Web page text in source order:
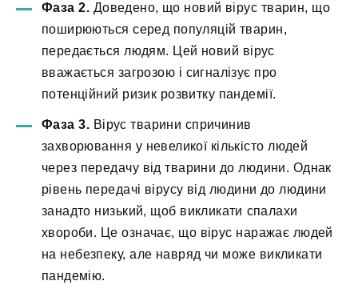
Фаза 2. Доведено, що новий вірус тварин, що
поширюються серед популяцій тварин,
передається людям. Цей новий вірус
вважається загрозою і сигналізує про
потенційний ризик розвитку пандемії.
Фаза 3. Вірус тварини спричинив
захворювання у невеликої кількісто людей
через передачу від тварини до людини. Однак
рівень передачі вірусу від людини до людини
занадто низький, щоб викликати спалахи
хвороби. Це означає, що вірус наражає людей
на небезпеку, але навряд чи може викликати
пандемію.